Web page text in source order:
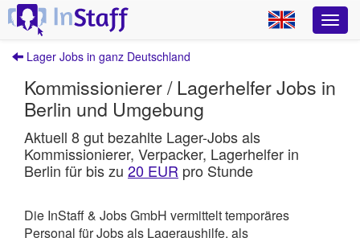
Lager Jobs in ganz Deutschland
Kommissionierer / Lagerhelfer Jobs in
Berlin und Umgebung
Aktuell 8 gut bezahlte Lager-Jobs als
Kommissionierer, Verpacker, Lagerhelfer in
Berlin für bis zu 20 EUR pro Stunde
Die InStaff & Jobs GmbH vermittelt temporäres
Personal für Jobs als Lageraushilfe, als